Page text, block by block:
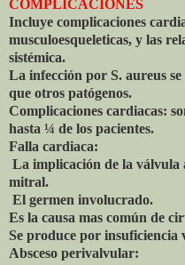
COMPLICACIONES
Incluye complicaciones
musculoesqueleticas, y las
sistémica.
La infección por S. aureus se
que otros patógenos.
Complicaciones cardiacas:
hasta ¼ de los pacientes.
Falla cardiaca:
La implicación de la válvula
mitral.
El germen involucrado.
Es la causa mas común de
Se produce por insuficiencia
Absceso perivalvular: